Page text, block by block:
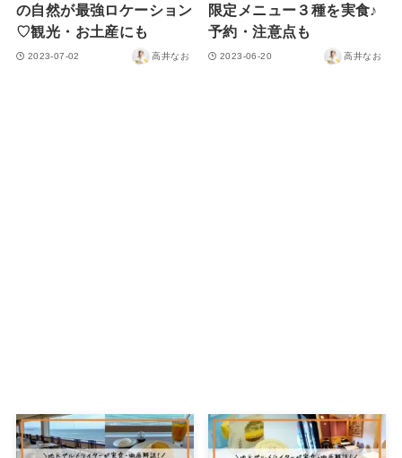
の自然が最強ロケーション
♡観光・お土産にも
2023-07-02 高井なお
限定メニュー３種を実食♪
予約・注意点も
2023-06-20 高井なお